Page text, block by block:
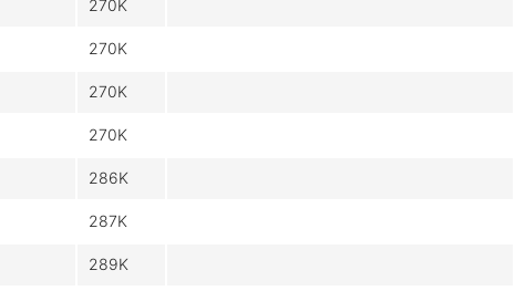
270K
270K
270K
270K
286K
287K
289K